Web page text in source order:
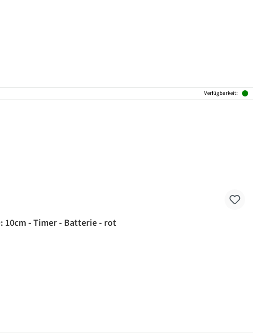
Verfügbarkeit:
10cm - Timer - Batterie - rot